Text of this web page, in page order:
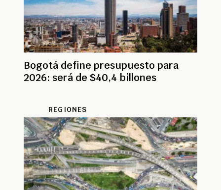
Bogotá define presupuesto para
2026: será de $40,4 billones
REGIONES